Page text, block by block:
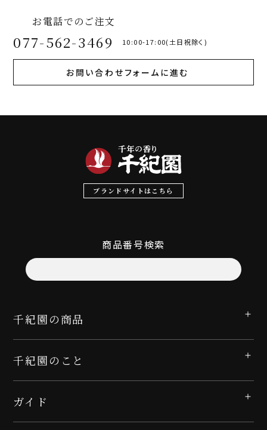
お電話でのご注文
077-562-3469 10:00-17:00(土日祝除く)
お問い合わせフォームに進む
ブランドサイトはこちら
商品番号検索
千紀園の商品
千紀園のこと
ガイド